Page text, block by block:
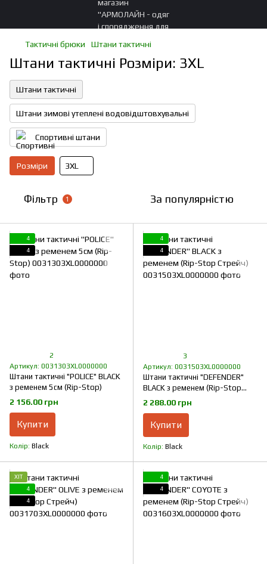
Тактичні брюки Штани тактичні
Штани тактичні Розміри: 3XL
Штани тактичні
Штани зимові утеплені водовідштовхувальні
Спортивні штани
Розміри 3XL
Фільтр 1 За популярністю
4
4
2
Артикул: 0031303XL0000000
Штани тактичні "POLICE" BLACK
з ременем 5см (Rip-Stop)
2 156.00 грн
Купити
Колір Black
4
4
3
Артикул: 0031503XL0000000
Штани тактичні "DEFENDER"
BLACK з ременем (Rip-Stop
Стрейч)
2 288.00 грн
Купити
Колір Black
ХІТ
4
4
4
4